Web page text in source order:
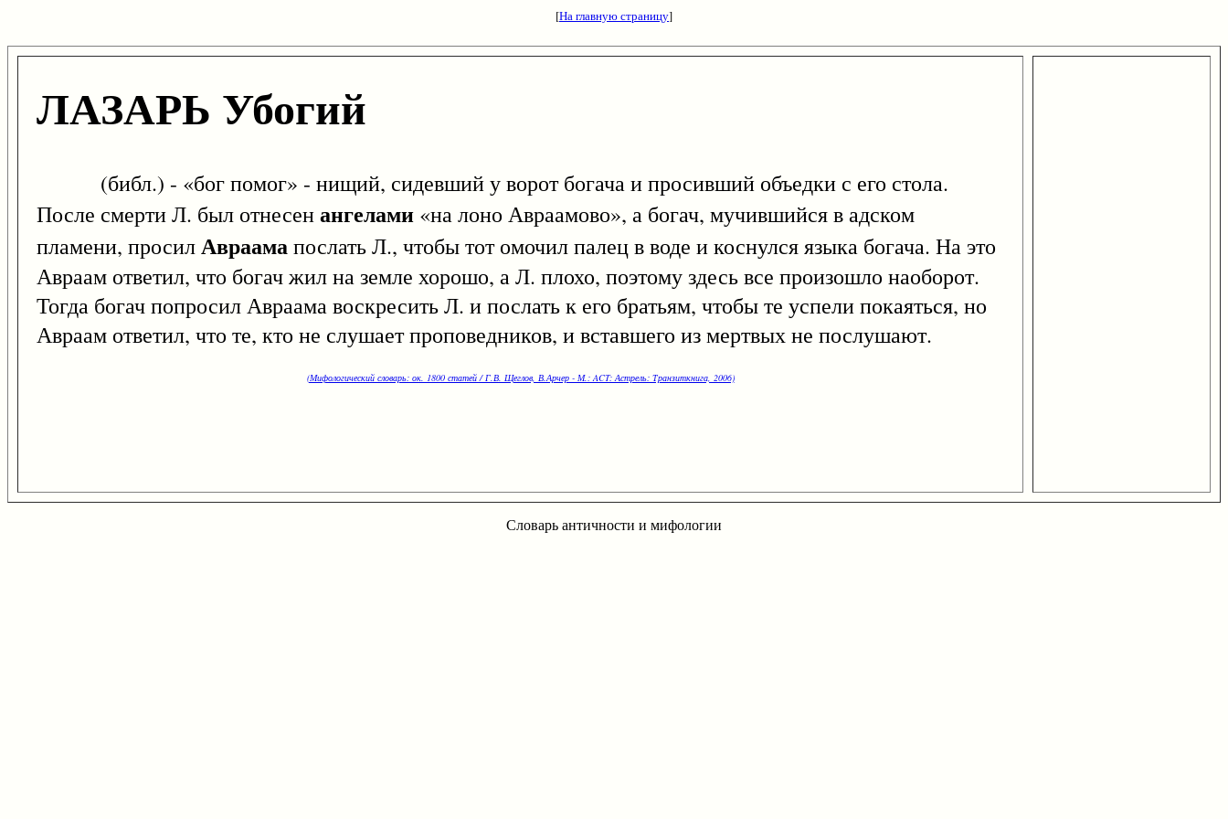
[На главную страницу]
ЛАЗАРЬ Убогий
(библ.) - «бог помог» - нищий, сидевший у ворот богача и просивший объедки с его стола.
После смерти Л. был отнесенангелами «на лоно Авраамово», а богач, мучившийся в адском
пламени, просилАвраамапослать Л., чтобы тот омочил палец в воде и коснулся языка богача. На это
Авраам ответил, что богач жил на земле хорошо, а Л. плохо, поэтому здесь все произошло наоборот.
Тогда богач попросил Авраама воскресить Л. и послать к его братьям, чтобы те успели покаяться, но
Авраам ответил, что те, кто не слушает проповедников, и вставшего из мертвых не послушают.
(Мифологический словарь: ок. 1800 статей / Г.В. Щеглов, В.Арчер - М.: ACT: Астрель: Транзиткнига, 2006)
Словарь античности и мифологии